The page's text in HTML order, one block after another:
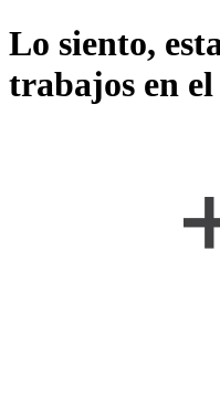
Lo siento,
trabajos en